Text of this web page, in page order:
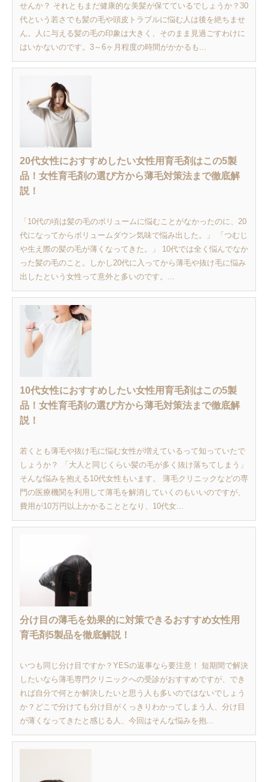
せんか？ それともまだ健康的な美髪が保てているでしょうか？30
代という若さでも髪の毛や頭皮トラブルに悩む人は後を絶ちませ
ん。人に与える髪の毛の印象は大きく、そのまま見過ごすわけに
はいかないのです。3～6ヶ月程度の時間がかかるも...
20代女性におすすめしたい女性用育毛剤はこの5製
品！女性育毛剤の選び方から薄毛対策法まで徹底解
説！
「10代の頃は髪の毛のボリュームに悩むことがなかったのに、20
代になってからボリュームダウン気味で悩み出した。」 「つむじ
や生え際の髪の毛が薄くなってきた。」 10代では全く悩んでなか
った髪の毛のこと。しかし20代に入ってから薄毛や抜け毛に悩み
出したという女性って意外と多いのです。...
10代女性におすすめしたい女性用育毛剤はこの5製
品！女性育毛剤の選び方から薄毛対策法まで徹底解
説！
若くとも薄毛や抜け毛に悩む女性が増えているって知っていたで
しょうか？ 「大人と同じくらい髪の毛が多く抜け落ちてしまう」
そんな悩みを抱える10代女性もいます。 薄毛クリニックなどの専
門の医療機関を利用して薄毛を解消していくのもいいのですが、
費用が10万円以上かかることとなり、10代女...
分け目の薄毛を効果的に対策できるおすすめ女性用
育毛剤5製品を徹底解説！
いつも同じ分け目ですか？YESの返事なら要注意！ 短期間で解決
したいなら薄毛専門クリニックへの受診がおすすめですが、でき
れば自分で何とか解決したいと思う人も多いのではないでしょう
か？どこで分けても分け目がくっきりわかってしまう人、分け目
が薄くなってきたと感じる人、今回はそんな悩みを抱...